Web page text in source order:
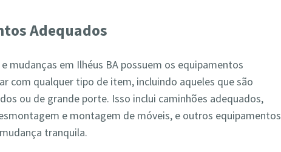
Adequados
mudanças em Ilhéus BA possuem os equipamentos
com qualquer tipo de item, incluindo aqueles que são
ou de grande porte. Isso inclui caminhões adequados,
e montagem de móveis, e outros equipamentos
tranquila.